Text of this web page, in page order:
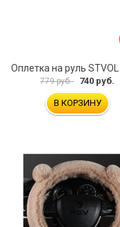
779 руб. 740 руб.
В КОРЗИНУ